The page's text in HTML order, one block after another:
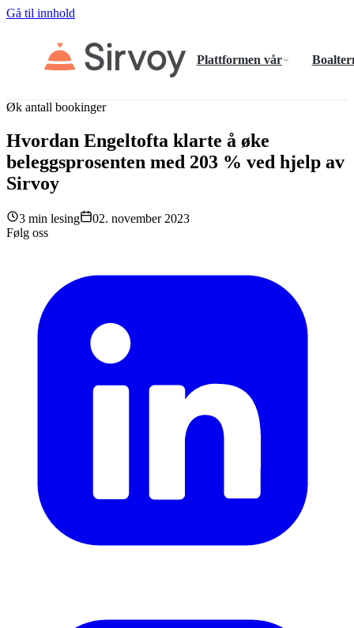
Gå til innhold
Plattformen vår
Øk antall bookinger
Hvordan Engeltofta klarte å øke
beleggsprosenten med 203 % ved hjelp av
Sirvoy
3 min lesing
02. november 2023
Følg oss